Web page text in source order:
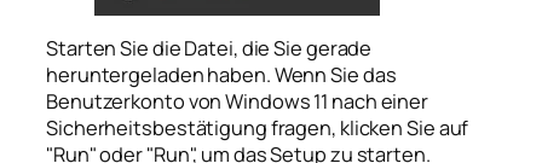
Starten Sie die Datei, die Sie gerade
heruntergeladen haben. Wenn Sie das
Benutzerkonto von Windows 11 nach einer
Sicherheitsbestätigung fragen, klicken Sie auf
"Run" oder "Run", um das Setup zu starten.